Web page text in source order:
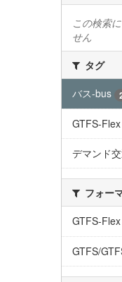
この検索
せん
タグ
バス-bus
GTFS-Flex
デマンド
フォー
GTFS-Flex
GTFS/